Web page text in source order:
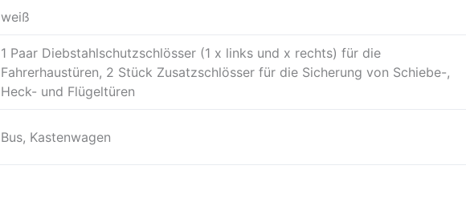
weiß
1 Paar Diebstahlschutzschlösser (1 x links und x rechts) für die
Fahrerhaustüren, 2 Stück Zusatzschlösser für die Sicherung von Schiebe-,
Heck- und Flügeltüren
Bus, Kastenwagen